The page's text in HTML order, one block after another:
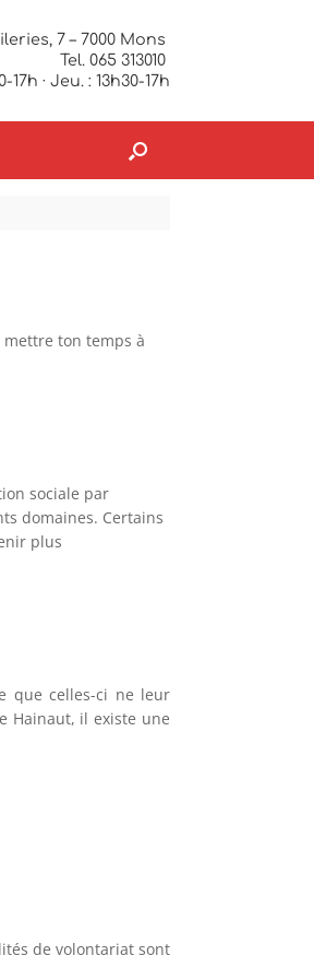
7 – 7000 Mons
Tel. 065 313010
17h · Jeu. : 13h30-17h
mettre ton temps à
sociale par
domaines. Certains
plus
que celles-ci ne leur
Hainaut, il existe une
de volontariat sont